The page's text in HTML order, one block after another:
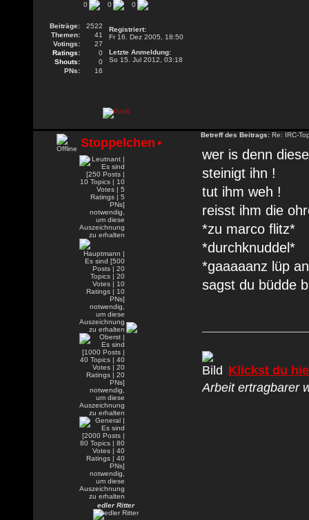
0 0 0
Beiträge:
2522
Themen:
41
Votings:
27
Ratings:
0
Shouts:
0
PNs:
16
Registriert:
Fr 16. Dez 2005, 18:50
Letzte Anmeldung:
So 15. Jul 2012, 03:18
Stoppelchen •
edler Ritter
Betreff des Beitrags: Re: IRC-
wer is denn
steinigt ihn !
tut ihm weh !
reisst ihm die
*zu marco flitz*
*durchknuddel*
*gaaaaanz lüp
sagst du büdde
Klickst du
Arbeit ertragbarer